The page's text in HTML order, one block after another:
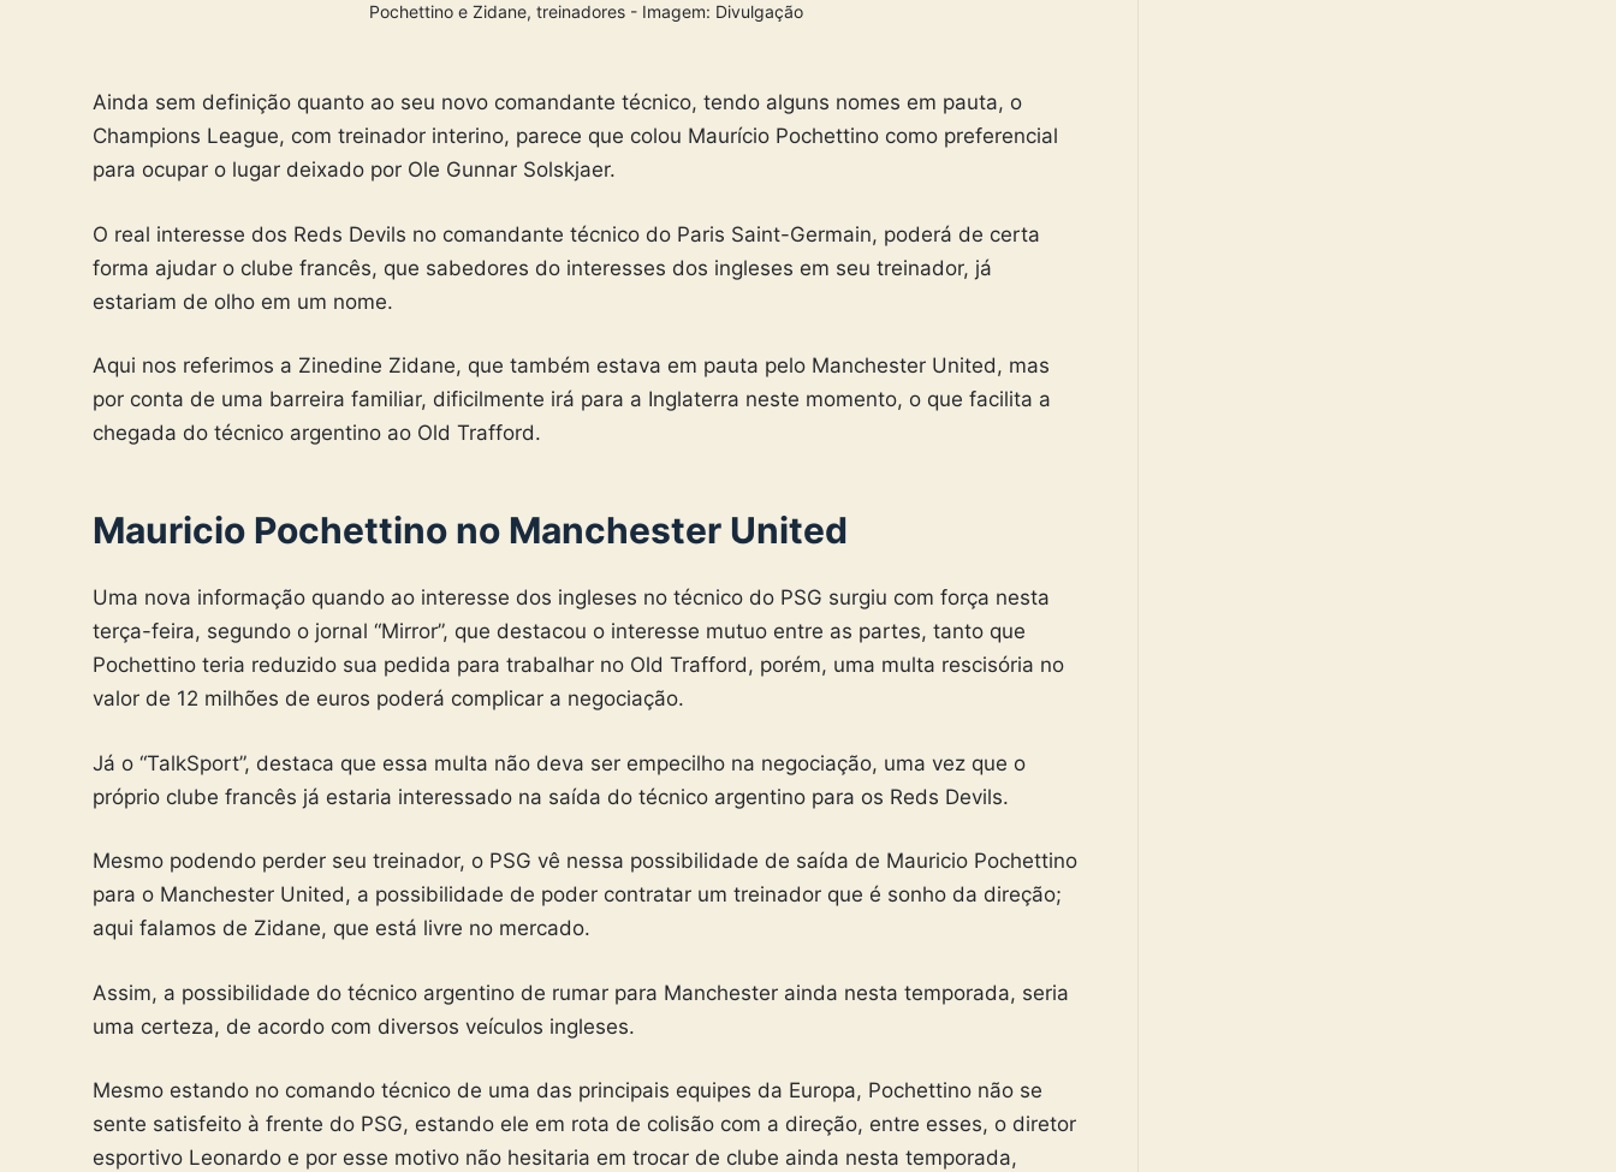
Pochettino e Zidane, treinadores - Imagem: Divulgação
Ainda sem definição quanto ao seu novo comandante técnico, tendo alguns nomes em pauta, o
Champions League, com treinador interino, parece que colou Maurício Pochettino como preferencial
para ocupar o lugar deixado por Ole Gunnar Solskjaer.
O real interesse dos Reds Devils no comandante técnico do Paris Saint-Germain, poderá de certa
forma ajudar o clube francês, que sabedores do interesses dos ingleses em seu treinador, já
estariam de olho em um nome.
Aqui nos referimos a Zinedine Zidane, que também estava em pauta pelo Manchester United, mas
por conta de uma barreira familiar, dificilmente irá para a Inglaterra neste momento, o que facilita a
chegada do técnico argentino ao Old Trafford.
Mauricio Pochettino no Manchester United
Uma nova informação quando ao interesse dos ingleses no técnico do PSG surgiu com força nesta
terça-feira, segundo o jornal “Mirror”, que destacou o interesse mutuo entre as partes, tanto que
Pochettino teria reduzido sua pedida para trabalhar no Old Trafford, porém, uma multa rescisória no
valor de 12 milhões de euros poderá complicar a negociação.
Já o “TalkSport”, destaca que essa multa não deva ser empecilho na negociação, uma vez que o
próprio clube francês já estaria interessado na saída do técnico argentino para os Reds Devils.
Mesmo podendo perder seu treinador, o PSG vê nessa possibilidade de saída de Mauricio Pochettino
para o Manchester United, a possibilidade de poder contratar um treinador que é sonho da direção;
aqui falamos de Zidane, que está livre no mercado.
Assim, a possibilidade do técnico argentino de rumar para Manchester ainda nesta temporada, seria
uma certeza, de acordo com diversos veículos ingleses.
Mesmo estando no comando técnico de uma das principais equipes da Europa, Pochettino não se
sente satisfeito à frente do PSG, estando ele em rota de colisão com a direção, entre esses, o diretor
esportivo Leonardo e por esse motivo não hesitaria em trocar de clube ainda nesta temporada,